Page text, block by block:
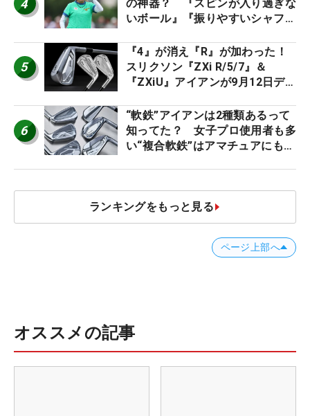
4
の神器？ 『スピンが入り過ぎな
いボール』『振りやすいシャフ
ー』 #女子プロセッティング
5
『4』が消え『R』が加わった！
スリクソン『ZXi R/5/7』＆
『ZXiU』アイアンが9月12日デ
6
“軟鉄”アイアンは2種類あるって
知ってた？ 女子プロ使用者も多
い“複合軟鉄”はアマチュアにもオ
ランキングをもっと見る
ページ上部へ
オススメの記事